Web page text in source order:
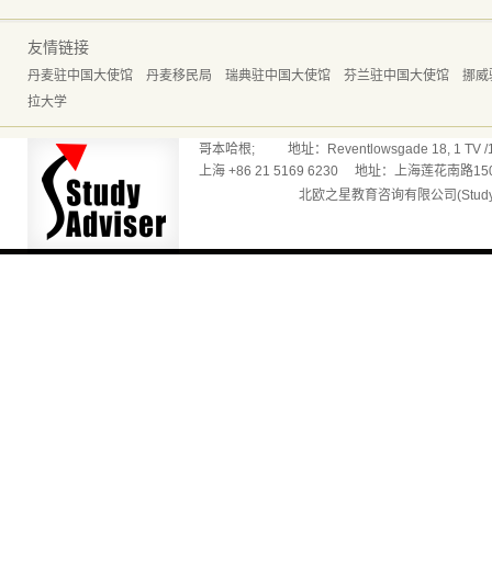
友情链接
丹麦驻中国大使馆 丹麦移民局 瑞典驻中国大使馆 芬兰驻中国大使馆
挪威
拉大学
哥本哈根; 地址：Reventlowsgade 18, 1 TV /
上海 +86 21 5169 6230 地址：上海莲花南路
北欧之星教育咨询有限公司